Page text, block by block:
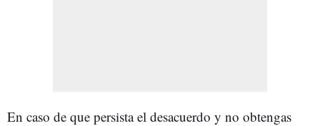
En caso de que persista el desacuerdo y no obtengas